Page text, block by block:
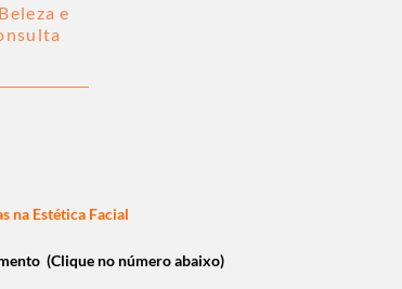
e
na Estética Facial
(Clique no número abaixo)